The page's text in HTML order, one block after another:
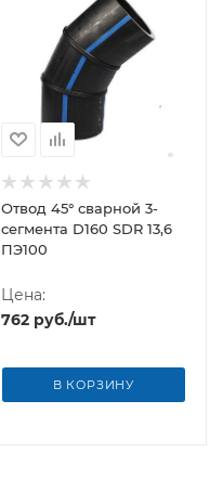
Отвод 45° сварной 3-
сегмента D160 SDR 13,6
ПЭ100
Цена:
762 руб./шт
В КОРЗИНУ